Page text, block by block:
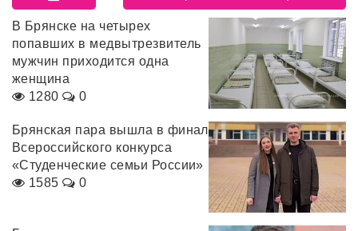
В Брянске на четырех
попавших в медвытрезвитель
мужчин приходится одна
женщина
1280
0
Брянская пара вышла в финал
Всероссийского конкурса
«Студенческие семьи России»
1585
0